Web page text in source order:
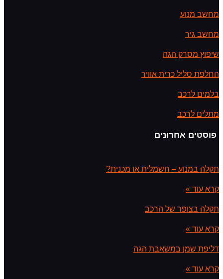
מחשב מנוע
מחשב גיר
שיפוץ מסרק הגה
החלפת סליל כרית אוויר
בלמים לרכב
מתלים לרכב
פוסטים אחרונים
תקלה במנוע – חשמלית או מכנית?
קרא עוד »
תקלה בצופר של הרכב
קרא עוד »
דליפת שמן במשאבת הגה
קרא עוד »